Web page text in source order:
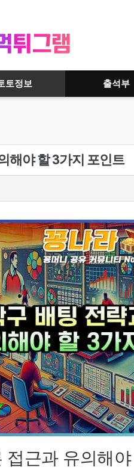
토정보 출석부
해야 할 3가지 포인트
접근과 유의해